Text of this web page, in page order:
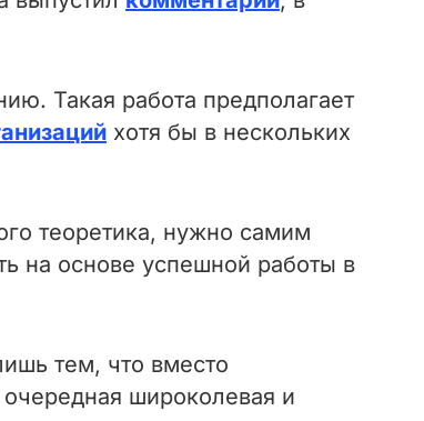
Такая работа предполагает
хотя бы в нескольких
теоретика, нужно самим
на основе успешной работы в
тем, что вместо
очередная широколевая и